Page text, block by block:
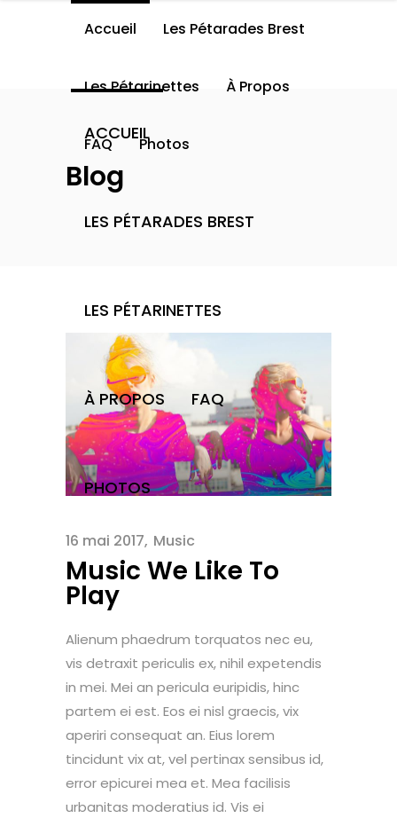
ACCUEIL
LES PÉTARADES BREST
LES PÉTARINETTES
À PROPOS FAQ
PHOTOS
Accueil Les Pétarades Brest
Les Pétarinettes À Propos
FAQ Photos
Blog
16 mai 2017 Music
Music We Like To
Play
Alienum phaedrum torquatos nec eu,
vis detraxit periculis ex, nihil expetendis
in mei. Mei an pericula euripidis, hinc
partem ei est. Eos ei nisl graecis, vix
aperiri consequat an. Eius lorem
tincidunt vix at, vel pertinax sensibus id,
error epicurei mea et. Mea facilisis
urbanitas moderatius id. Vis ei